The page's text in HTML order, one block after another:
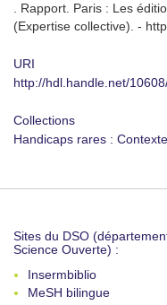
. Rapport. Paris : Les
(Expertise collective). -
URI
http://hdl.handle.net/
Collections
Handicaps rares :
Sites du DSO
Science Ouverte) :
Insermbiblio
MeSH bilingue